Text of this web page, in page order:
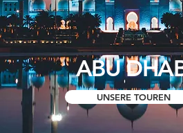
ABU
UNSERE TOUREN